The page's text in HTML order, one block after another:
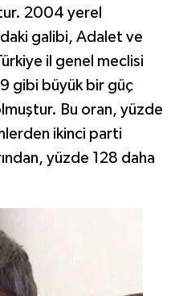
2004 yerel
galibi, Adalet ve
il genel meclisi
gibi büyük bir güç
Bu oran, yüzde
ikinci parti
yüzde 128 daha